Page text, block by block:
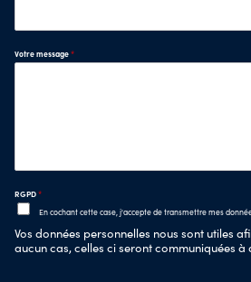
Votre message*
RGPD*
En cochant cette case, j'accepte de transmettre mes
Vos données personnelles nous sont utiles
aucun cas, celles ci seront communiquées à